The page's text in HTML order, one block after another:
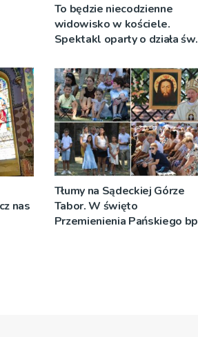
To będzie niecodzienne
widowisko w kościele.
Spektakl oparty o działa św.
nas
Tłumy na Sądeckiej Górze
Tabor. W święto
Przemienienia Pańskiego bp